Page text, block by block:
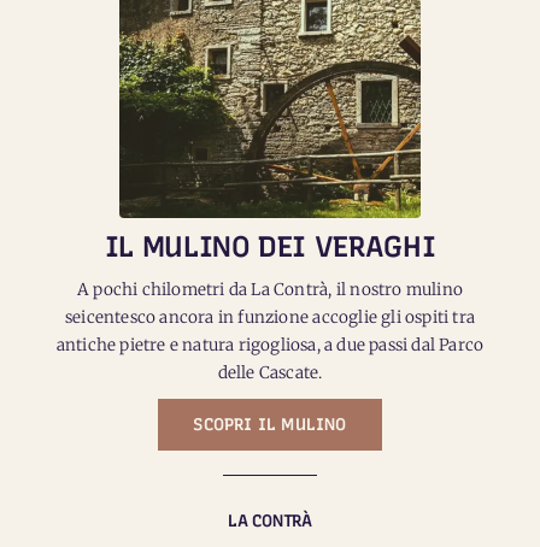
IL MULINO DEI VERAGHI
A pochi chilometri da La Contrà, il nostro mulino
seicentesco ancora in funzione accoglie gli ospiti tra
antiche pietre e natura rigogliosa, a due passi dal Parco
delle Cascate.
SCOPRI IL MULINO
LA CONTRÀ